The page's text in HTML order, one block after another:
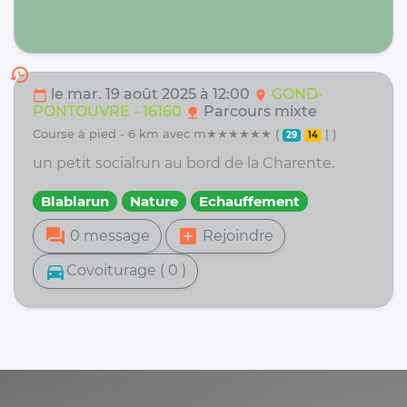
history
calendar_today le mar. 19 août 2025 à 12:00 location_on GOND-
PONTOUVRE - 16160 nature Parcours mixte
course à pied - 6 km avec m★★★★★★ ( 29 14 | )
un petit socialrun au bord de la Charente.
Blablarun Nature Echauffement
forum 0 message add_box Rejoindre
directions_car Covoiturage ( 0 )